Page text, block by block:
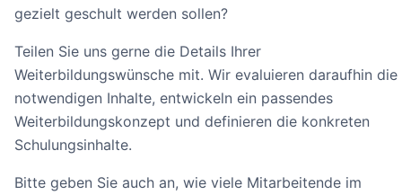
gezielt geschult werden sollen?
Teilen Sie uns gerne die Details Ihrer
Weiterbildungswünsche mit. Wir evaluieren daraufhin die
notwendigen Inhalte, entwickeln ein passendes
Weiterbildungskonzept und definieren die konkreten
Schulungsinhalte.
Bitte geben Sie auch an, wie viele Mitarbeitende im